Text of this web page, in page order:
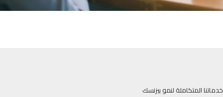
خدماتنا المتكاملة لنمو بيزنسك